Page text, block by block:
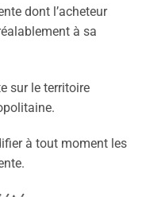
dont l’acheteur
à sa
sur le territoire
à tout moment les